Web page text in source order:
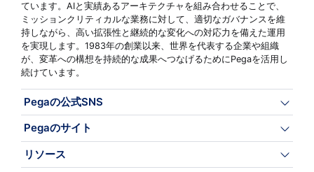
ています。AIと実績あるアーキテクチャを組み合わせることで、
ミッションクリティカルな業務に対して、適切なガバナンスを維
持しながら、高い拡張性と継続的な変化への対応力を備えた運用
を実現します。1983年の創業以来、世界を代表する企業や組織
が、変革への構想を持続的な成果へつなげるためにPegaを活用し
続けています。
Pegaの公式SNS
Pegaのサイト
リソース